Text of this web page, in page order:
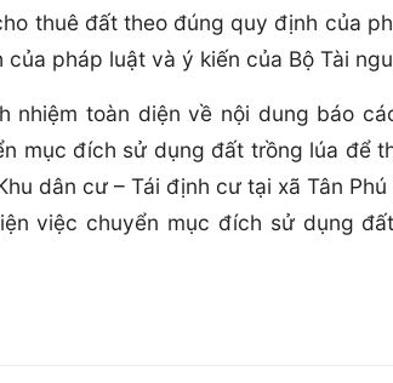
thuê đất theo đúng quy định của
pháp luật và ý kiến của Bộ Tài
nhiệm toàn diện về nội dung báo
mục đích sử dụng đất trồng lúa để
dân cư – Tái định cư tại xã Tân
việc chuyển mục đích sử dụng